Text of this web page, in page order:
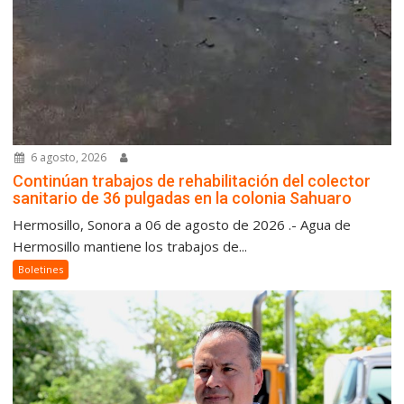
6 agosto, 2026
Continúan trabajos de rehabilitación del colector
sanitario de 36 pulgadas en la colonia Sahuaro
Hermosillo, Sonora a 06 de agosto de 2026 .- Agua de
Hermosillo mantiene los trabajos de...
Boletines